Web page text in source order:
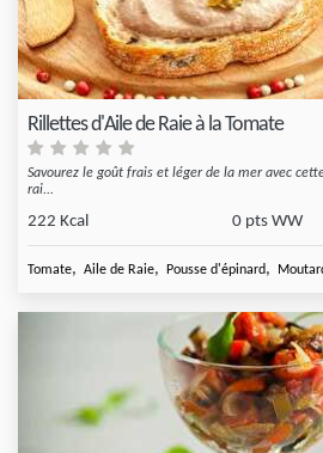
Rillettes d'Aile de Raie à la Tomate
Savourez le goût frais et léger de la mer avec
rai...
222 Kcal 0 pts WW
Tomate, Aile de Raie, Pousse d'épinard,